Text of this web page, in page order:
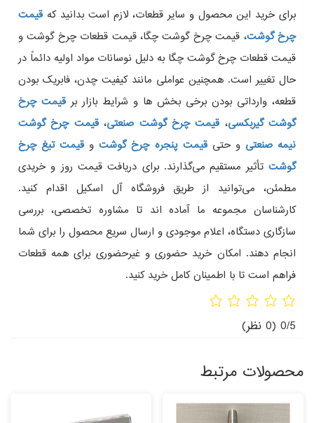
برای خرید این محصول و سایر قطعات، لازم است بدانید که قیمت
چرخ گوشت، قیمت چرخ گوشت چگا، قیمت قطعات چرخ گوشت و
قیمت قطعات چرخ گوشت چگا به دلیل نوسانات مواد اولیه دائماً در
حال تغییر است. همچنین عواملی مانند کیفیت چدن، فابریک بودن
قطعه، وارداتی بودن برخی بخش‌ ها و شرایط بازار بر قیمت چرخ
گوشت گیربکسی، قیمت چرخ گوشت صنعتی،قیمت چرخ گوشت
نیمه صنعتی و حتیقیمت پنجره چرخ گوشتو قیمت تیغ چرخ
گوشت تأثیر مستقیم می‌گذارند. برای دریافت قیمت روز و خریدی
مطمئن، می‌توانید از طریق فروشگاه آل‌ اسکیل اقدام کنید.
کارشناسان مجموعه ما آماده‌ اند تا مشاوره تخصصی، بررسی
سازگاری دستگاه، اعلام موجودی و ارسال سریع محصول را برای شما
انجام دهند. امکان خرید حضوری و غیرحضوری برای همه قطعات
فراهم است تا با اطمینان کامل خرید کنید.
0/5 (0 نظر)
محصولات مرتبط